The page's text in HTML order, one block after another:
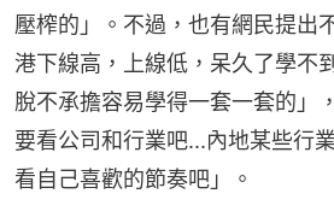
壓榨的」。不過，也有網民提出
港下線高，上線低，呆久了學不
脫不承擔容易學得一套一套的」
要看公司和行業吧...內地某些行
看自己喜歡的節奏吧」。